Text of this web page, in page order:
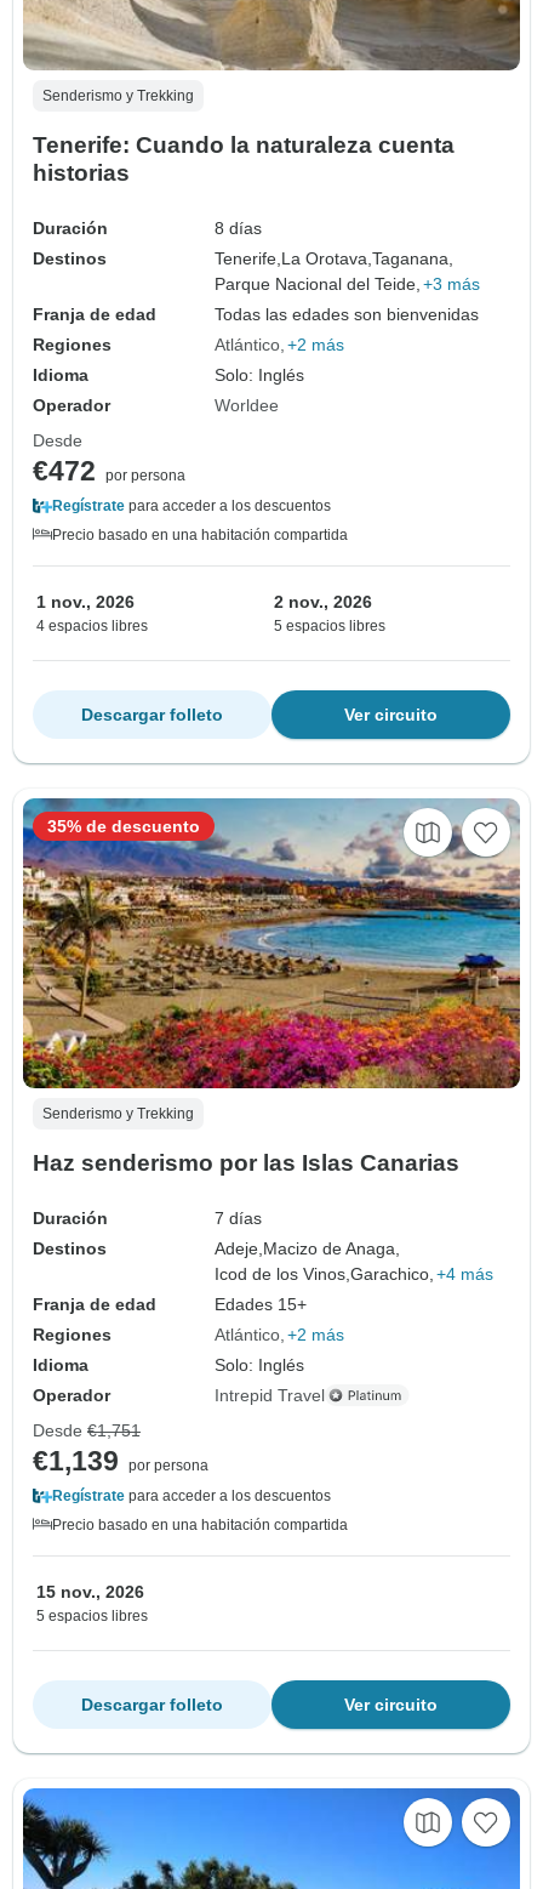
Senderismo y Trekking
Tenerife: Cuando la naturaleza cuenta
historias
Duración
8 días
Destinos
Tenerife, La Orotava,Taganana,
Parque Nacional del Teide, +3 más
Franja de edad
Todas las edades son bienvenidas
Regiones
Atlántico +2 más
Idioma
Solo: Inglés
Operador
Worldee
Desde
€472
por persona
Regístrate para acceder a los descuentos
Precio basado en una habitación compartida
1 nov., 2026
4 espacios libres
2 nov., 2026
5 espacios libres
Ver circuito
Descargar folleto
Senderismo y Trekking
Haz senderismo por las Islas Canarias
Duración
7 días
Destinos
Adeje, Macizo de Anaga,
Icod de los Vinos,Garachico, +4 más
Franja de edad
Edades 15+
Regiones
Atlántico +2 más
Idioma
Solo: Inglés
Operador
Intrepid Travel
35% de descuento
Desde €1,751
€1,139
por persona
Regístrate para acceder a los descuentos
Precio basado en una habitación compartida
15 nov., 2026
5 espacios libres
Ver circuito
Descargar folleto